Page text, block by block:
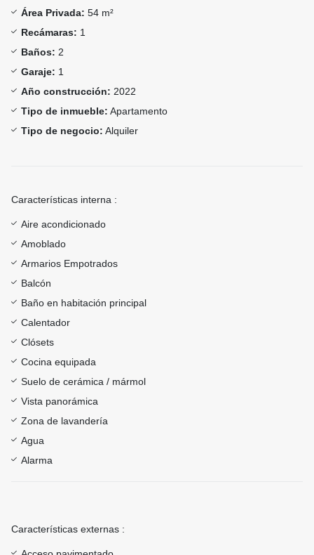
Área Privada: 54 m²
Recámaras: 1
Baños: 2
Garaje: 1
Año construcción: 2022
Tipo de inmueble: Apartamento
Tipo de negocio: Alquiler
Características interna :
Aire acondicionado
Amoblado
Armarios Empotrados
Balcón
Baño en habitación principal
Calentador
Clósets
Cocina equipada
Suelo de cerámica / mármol
Vista panorámica
Zona de lavandería
Agua
Alarma
Características externas :